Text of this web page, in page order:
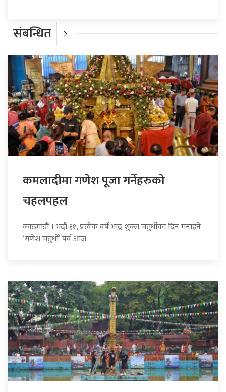
संबन्धित
कमलादीमा गणेश पूजा गर्नेहरुको
चहलपहल
काठमाडौं । भदौ ११, प्रत्येक वर्ष भाद्र शुक्ल चतुर्थीका दिन मनाइने
‘गणेश चतुर्थी’ पर्व आज